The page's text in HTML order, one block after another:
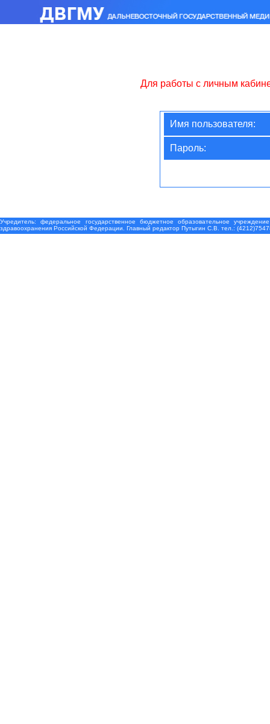
Для работы с личным
Имя пользователя:
Пароль:
Учредитель: федеральное государственное бюджетное образовательное
здравоохранения Российской Федерации. Главный редактор Путыгин С.В. тел.: